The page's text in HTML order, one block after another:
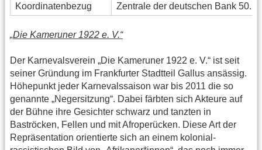
Koordinatenbezug
Zentrale der deutschen Bank
„Die Kameruner 1922 e. V.“
Der Karnevalsverein „Die Kameruner 1922 e. V.“ ist seit
seiner Gründung im Frankfurter Stadtteil Gallus ansässig.
Höhepunkt jeder Karnevalssaison war bis 2011 die so
genannte „Negersitzung“. Dabei färbten sich Akteure auf
der Bühne ihre Gesichter schwarz und tanzten in
Baströcken, Fellen und mit Afroperücken. Diese Art der
Repräsentation orientierte sich an einem kolonial-